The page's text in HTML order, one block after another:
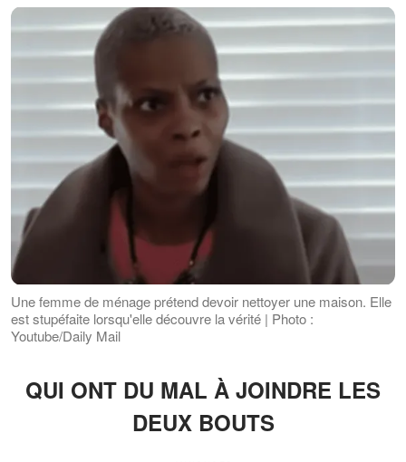
Une femme de ménage prétend devoir nettoyer une maison. Elle
est stupéfaite lorsqu'elle découvre la vérité | Photo :
Youtube/Daily Mail
QUI ONT DU MAL À JOINDRE LES
DEUX BOUTS